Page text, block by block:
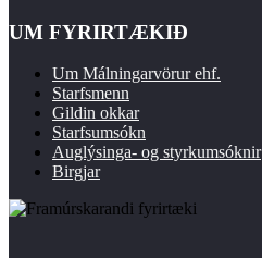
UM FYRIRTÆKIÐ
Um Málningarvörur ehf.
Starfsmenn
Gildin okkar
Starfsumsókn
Auglýsinga- og styrkumsóknir
Birgjar